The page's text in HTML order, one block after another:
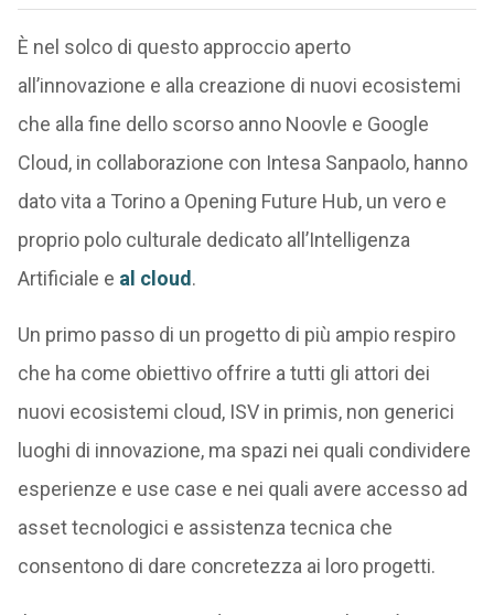
È nel solco di questo approccio aperto
all’innovazione e alla creazione di nuovi ecosistemi
che alla fine dello scorso anno Noovle e Google
Cloud, in collaborazione con Intesa Sanpaolo, hanno
dato vita a Torino a Opening Future Hub, un vero e
proprio polo culturale dedicato all’Intelligenza
Artificiale e al cloud .
Un primo passo di un progetto di più ampio respiro
che ha come obiettivo offrire a tutti gli attori dei
nuovi ecosistemi cloud, ISV in primis, non generici
luoghi di innovazione, ma spazi nei quali condividere
esperienze e use case e nei quali avere accesso ad
asset tecnologici e assistenza tecnica che
consentono di dare concretezza ai loro progetti.